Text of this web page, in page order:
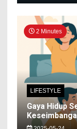
2 Minutes
LIFESTYLE
Gaya Hidup